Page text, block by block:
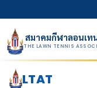
สมาคมกีฬาลอนเท
THE LAWN TENNIS
LTAT